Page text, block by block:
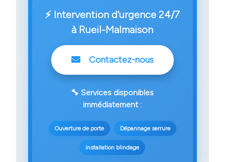
⚡ Intervention d'urgence 24/7
à Rueil-Malmaison
Contactez-nous
🔧 Services disponibles
immédiatement :
Ouverture de porte Dépannage serrure
Installation blindage